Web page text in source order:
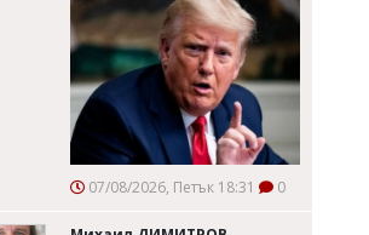
07/08/2026, Петък 18:31 0